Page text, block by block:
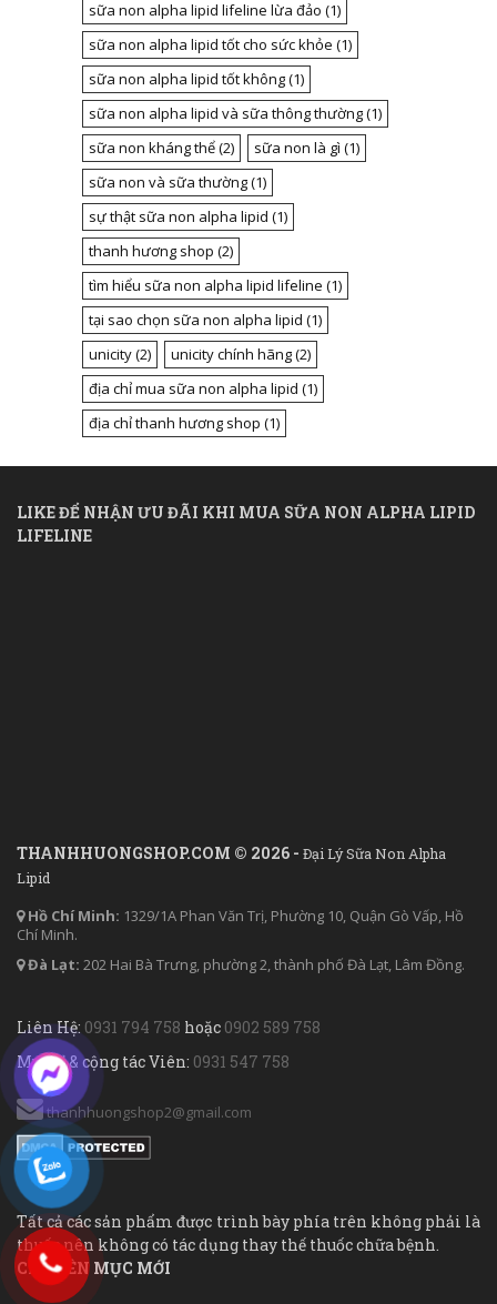
sữa non alpha lipid lifeline lừa đảo (1)
sữa non alpha lipid tốt cho sức khỏe (1)
sữa non alpha lipid tốt không(1)
sữa non alpha lipid và sữa thông thường(1)
sữa non kháng thể(2) sữa non là gì (1)
sữa non và sữa thường(1)
sự thật sữa non alpha lipid (1)
thanh hương shop (2)
tìm hiểu sữa non alpha lipid lifeline (1)
tại sao chọn sữa non alpha lipid (1)
unicity(2) unicity chính hãng(2)
địa chỉ mua sữa non alpha lipid (1)
địa chỉ thanh hương shop (1)
LIKE ĐỂ NHẬN ƯU ĐÃI KHI MUA SỮA NON ALPHA LIPID
LIFELINE
THANHHUONGSHOP.COM © 2026 - Đại Lý Sữa Non Alpha
Lipid
Hồ Chí Minh: 1329/1A Phan Văn Trị, Phường 10, Quận Gò Vấp, Hồ
Chí Minh.
Đà Lạt: 202 Hai Bà Trưng, phường 2, thành phố Đà Lạt, Lâm Đồng.
Liên Hệ: 0931 794 758 hoặc 0902 589 758
Mua sỉ & cộng tác Viên: 0931 547 758
thanhhuongshop2@gmail.com
Tất cả các sản phẩm được trình bày phía trên không phải là
thuốc nên không có tác dụng thay thế thuốc chữa bệnh.
CHUYÊN MỤC MỚI